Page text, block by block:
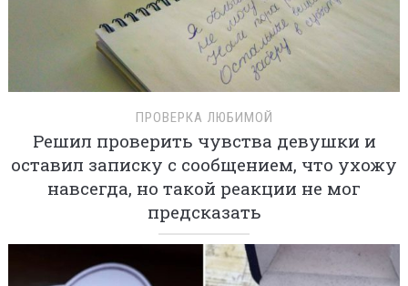
ПРОВЕРКА ЛЮБИМОЙ
Решил проверить чувства девушки и
оставил записку с сообщением, что ухожу
навсегда, но такой реакции не мог
предсказать